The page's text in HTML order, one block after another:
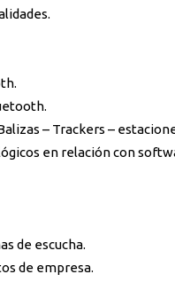
– Trackers –
en relación con
de escucha.
de empresa.